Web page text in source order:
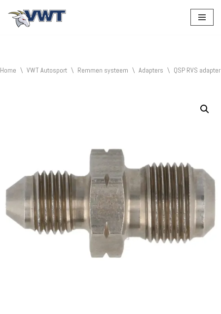
Home \ VWT Autosport \ Remmen systeem \ Adapters \ QSP RVS